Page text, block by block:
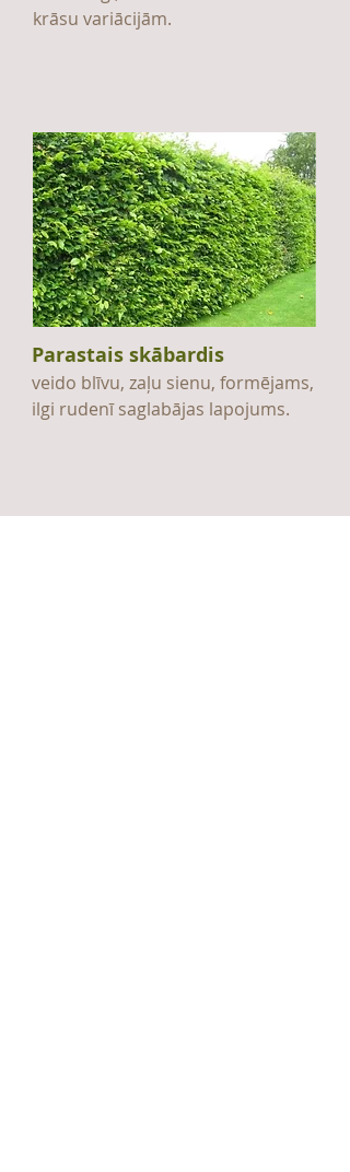
krāsu variācijām.
Parastais skābardis
veido blīvu, zaļu sienu, formējams,
ilgi rudenī saglabājas lapojums.